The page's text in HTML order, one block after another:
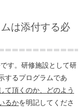
は添付する必
す。研修施設として研
するプログラムであ
て頂くのか、どのよう
るかを明記してくださ